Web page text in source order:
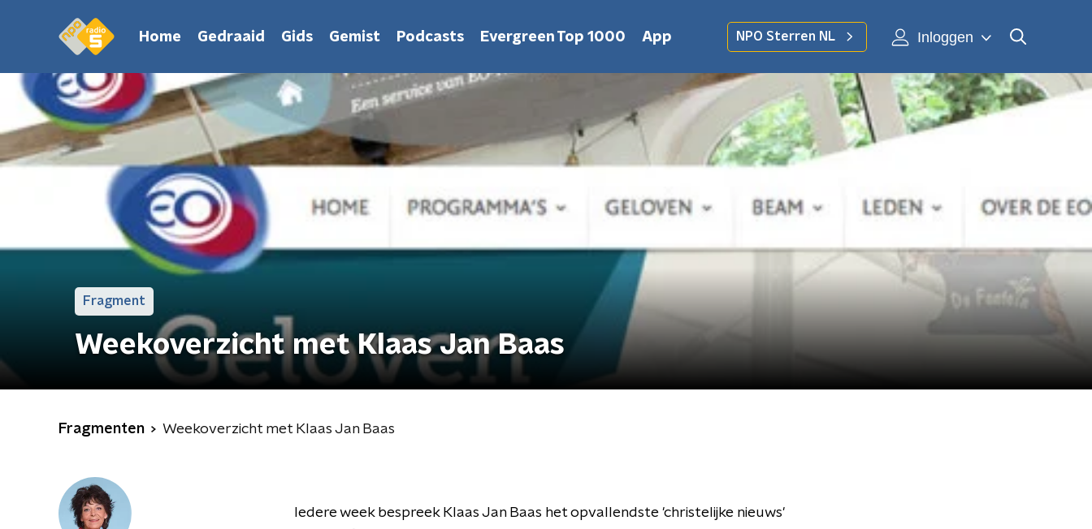
Home Gedraaid Gids Gemist Podcasts Evergreen Top 1000 App NPO Sterren NL Inloggen
Fragment
Weekoverzicht met Klaas Jan Baas
Fragmenten Weekoverzicht met Klaas Jan Baas
Iedere week bespreek Klaas Jan Baas het opvallendste 'christelijke nieuws'